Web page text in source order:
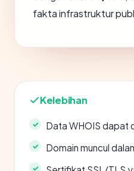
fakta infrastruktur
Kelebihan
Data WHOIS dapat
Domain muncul